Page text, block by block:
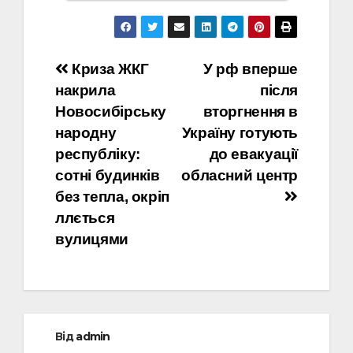
Навігація
записів
У рф вперше
після
вторгнення в
Україну готують
до евакуації
обласний центр
Криза ЖКГ
накрила
Новосибірську
народну
республіку:
сотні будинків
без тепла, окріп
ллється
вулицями
Відadmin